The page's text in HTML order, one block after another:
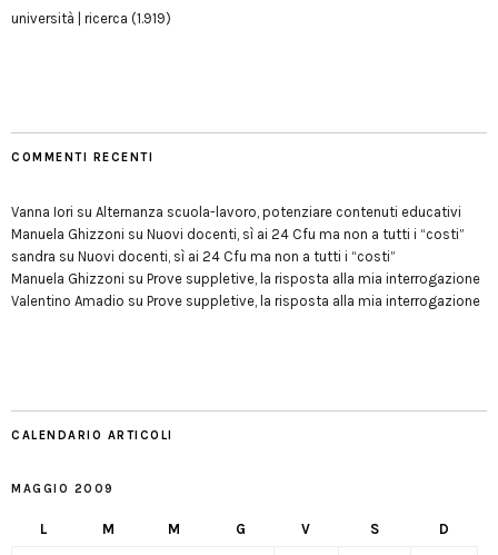
università | ricerca (1.919)
COMMENTI RECENTI
Vanna Iori su Alternanza scuola-lavoro, potenziare contenuti educativi
Manuela Ghizzoni su Nuovi docenti, sì ai 24 Cfu ma non a tutti i “costi”
sandra su Nuovi docenti, sì ai 24 Cfu ma non a tutti i “costi”
Manuela Ghizzoni su Prove suppletive, la risposta alla mia interrogazione
Valentino Amadio su Prove suppletive, la risposta alla mia interrogazione
CALENDARIO ARTICOLI
MAGGIO 2009
L M M G V S D